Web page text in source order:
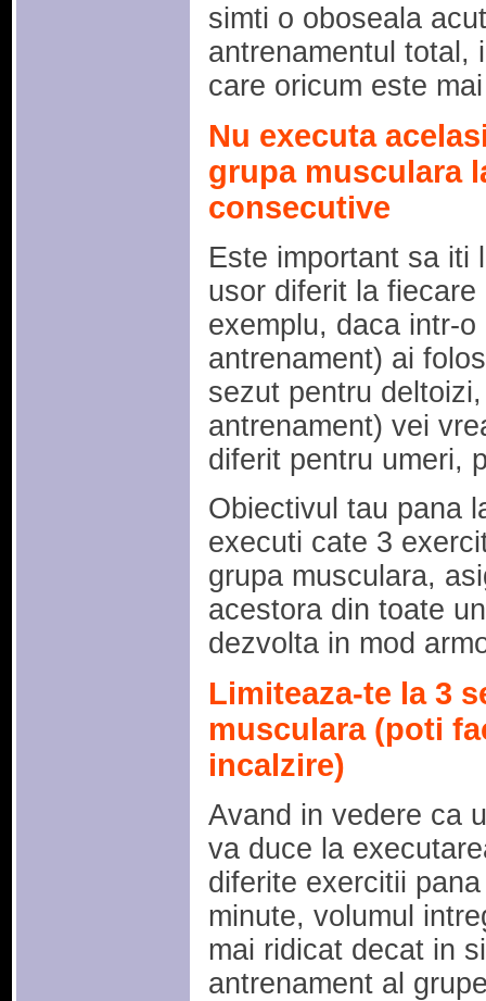
simti o oboseala
antrenamentul total,
care oricum este
Nu executa
grupa musculara
consecutive
Este important sa iti
usor diferit la
exemplu, daca intr-
antrenament) ai
sezut pentru
antrenament) vei
diferit pentru umeri,
Obiectivul tau pana
executi cate 3
grupa musculara,
acestora din toate
dezvolta in mod
Limiteaza-te la 3
musculara (poti
incalzire)
Avand in vedere ca
va duce la
diferite exercitii
minute, volumul
mai ridicat decat in
antrenament al